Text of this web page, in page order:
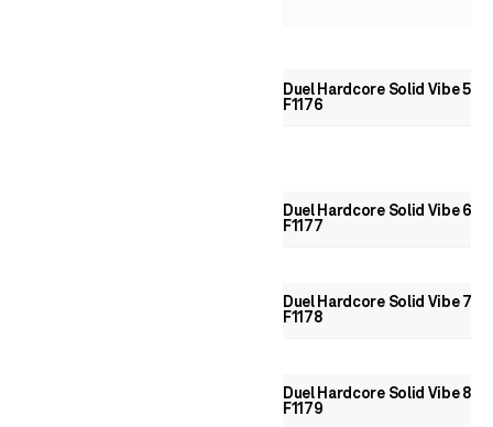
Duel Hardcore Solid Vibe 55 S
F1176
Duel Hardcore Solid Vibe 65 S
F1177
Duel Hardcore Solid Vibe 75 S
F1178
Duel Hardcore Solid Vibe 85 S
F1179